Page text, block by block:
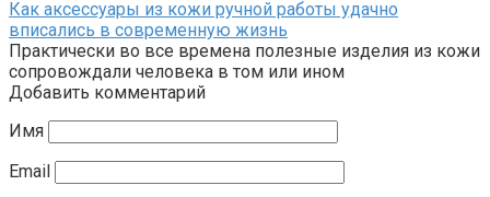
Как аксессуары из кожи ручной работы удачно
вписались в современную жизнь
Практически во все времена полезные изделия из кожи
сопровождали человека в том или ином
Добавить комментарий
Имя
Email